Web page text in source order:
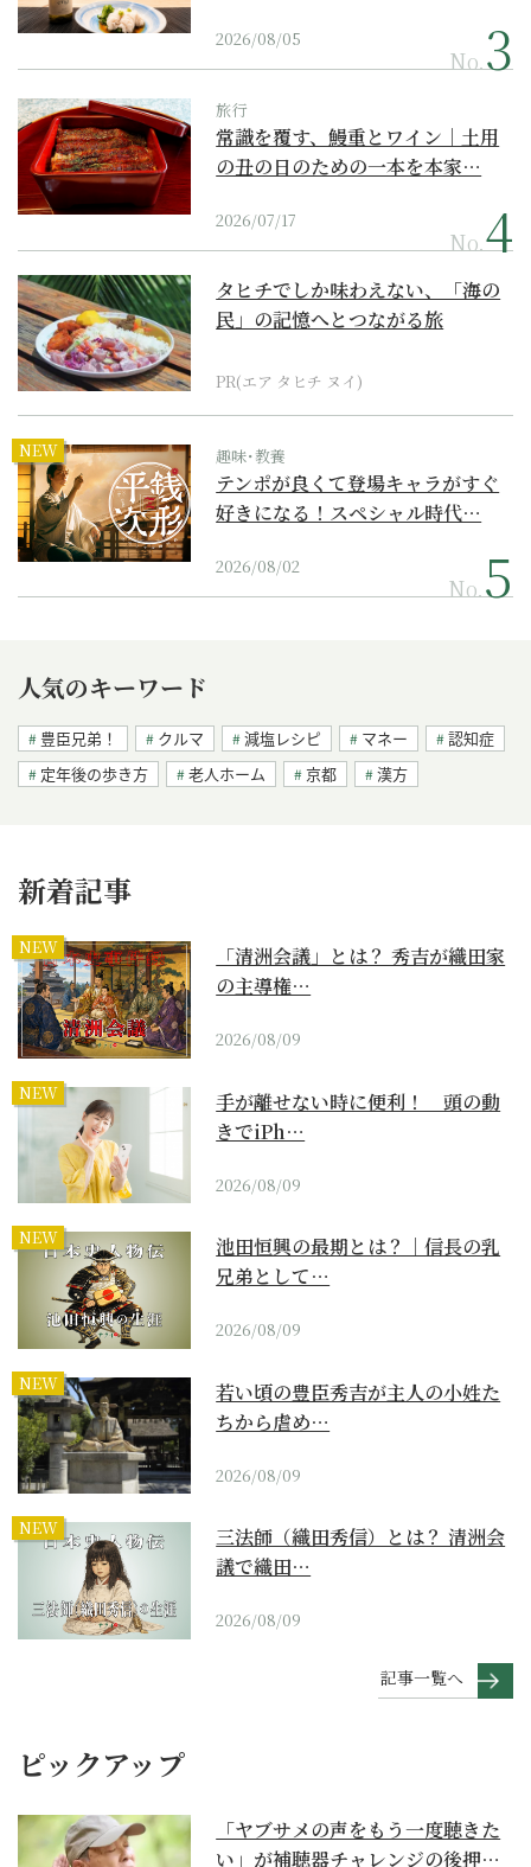
2026/08/05
No.
旅行
常識を覆す、鰻重とワイン｜土用
の丑の日のための一本を本家…
2026/07/17
No.
タヒチでしか味わえない、「海の
民」の記憶へとつながる旅
PR(エア タヒチ ヌイ)
NEW 趣味･教養
テンポが良くて登場キャラがすぐ
好きになる！スペシャル時代…
2026/08/02
No.
人気のキーワード
豊臣兄弟！ クルマ 減塩レシピ マネー
認知症
定年後の歩き方
老人ホーム 京都 漢方
新着記事
NEW
「清洲会議」とは？ 秀吉が織田家
の主導権…
2026/08/09
NEW
手が離せない時に便利！ 頭の動
きでiPh…
2026/08/09
NEW
池田恒興の最期とは？｜信長の乳
兄弟として…
2026/08/09
NEW
若い頃の豊臣秀吉が主人の小姓た
ちから虐め…
2026/08/09
NEW
三法師（織田秀信）とは？ 清洲会
議で織田…
2026/08/09
記事一覧へ
ピックアップ
「ヤブサメの声をもう一度聴きた
い」が補聴器チャレンジの後押し